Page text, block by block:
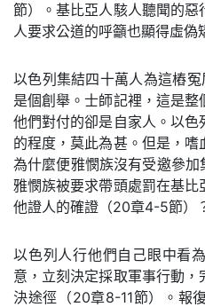
節）。基比亞人駭人聽聞的
人要求公道的呼籲也顯得虛偽
以色列集結四十萬人為這樁
是個創舉。士師記裡，這是整
他們對付的卻是自家人。以色
的程度，莫此為甚。但是，嗜
為什麼便雅憫族沒有受邀參
雅憫族被要求帶頭處罰在基
他證人的確證（20章4-5節）
以色列人行他們自己眼中看
意，立刻決定採取軍事行動
決途徑（20章8-11節）。報